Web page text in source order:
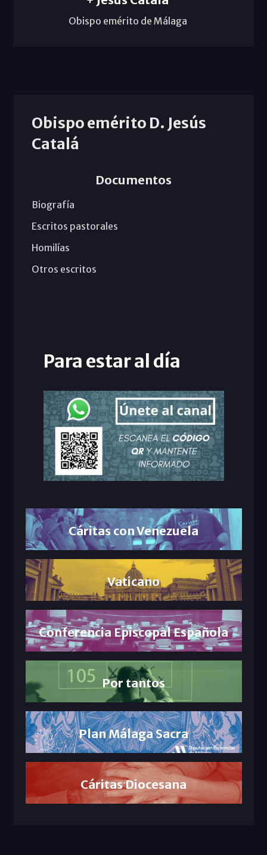
Obispo emérito de Málaga
Obispo emérito D. Jesús
Catalá
Documentos
Biografía
Escritos pastorales
Homilías
Otros escritos
Para estar al día
Cáritas con Venezuela
Vaticano
Conferencia Episcopal Española
Por tantos
Plan Málaga Sacra
Cáritas Diocesana